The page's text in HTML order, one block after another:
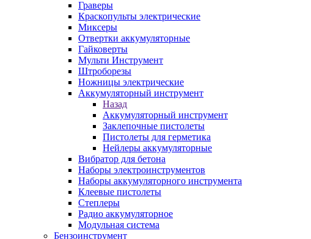
Граверы
Краскопульты электрические
Миксеры
Отвертки аккумуляторные
Гайковерты
Мульти Инструмент
Штроборезы
Ножницы электрические
Аккумуляторный инструмент
Назад
Аккумуляторный инструмент
Заклепочные пистолеты
Пистолеты для герметика
Нейлеры аккумуляторные
Вибратор для бетона
Наборы электроинструментов
Наборы аккумуляторного инструмента
Клеевые пистолеты
Степлеры
Радио аккумуляторное
Модульная система
Бензоинструмент